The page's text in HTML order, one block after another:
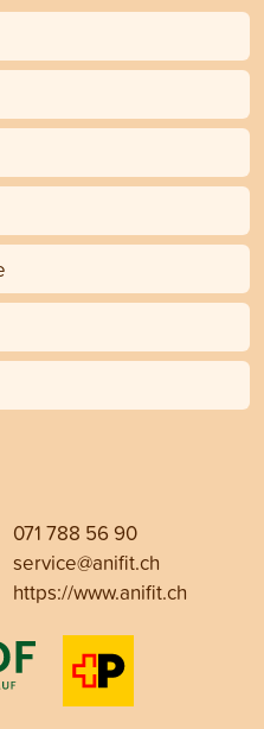
071 788 56 90
service@anifit.ch
https://www.anifit.ch